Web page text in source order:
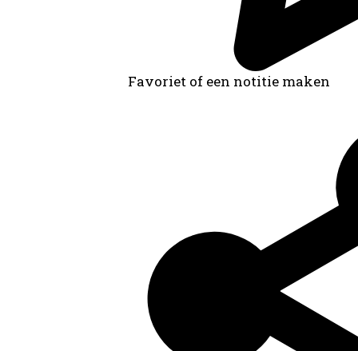
Favoriet of een notitie maken